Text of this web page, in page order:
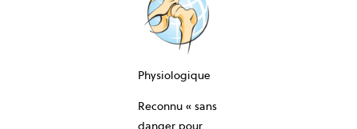
Physiologique
Reconnu « sans
danger pour